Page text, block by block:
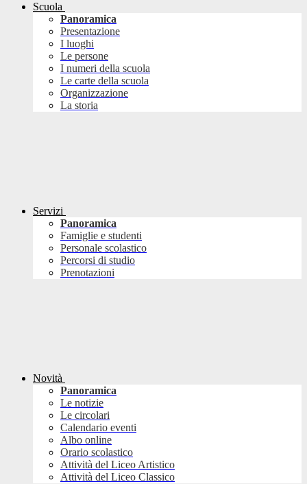
Scuola
Panoramica
Presentazione
I luoghi
Le persone
I numeri della scuola
Le carte della scuola
Organizzazione
La storia
Servizi
Panoramica
Famiglie e studenti
Personale scolastico
Percorsi di studio
Prenotazioni
Novità
Panoramica
Le notizie
Le circolari
Calendario eventi
Albo online
Orario scolastico
Attività del Liceo Artistico
Attività del Liceo Classico